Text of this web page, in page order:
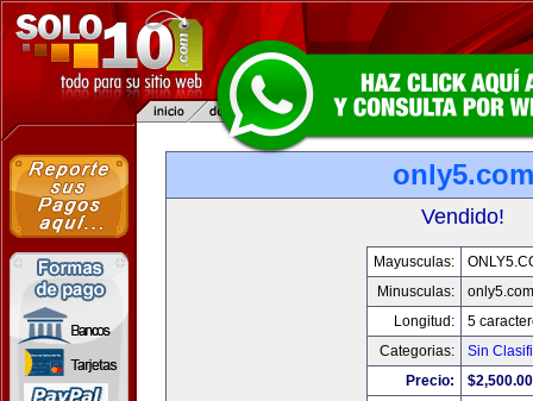
only5.com
Vendido!
Mayusculas:
Minusculas:
only5.com
Longitud:
5
Categorias:
Sin
Precio:
$2,500.00